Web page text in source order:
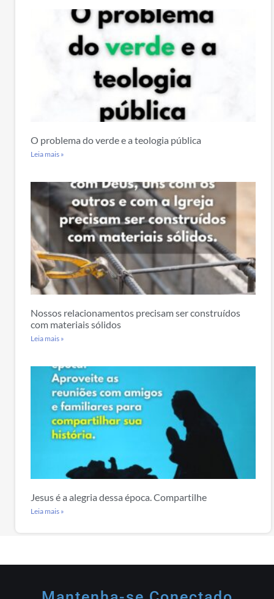
O problema do verde e a teologia pública
Leia mais »
Nossos relacionamentos precisam ser construídos
com materiais sólidos
Leia mais »
Jesus é a alegria dessa época. Compartilhe
Leia mais »